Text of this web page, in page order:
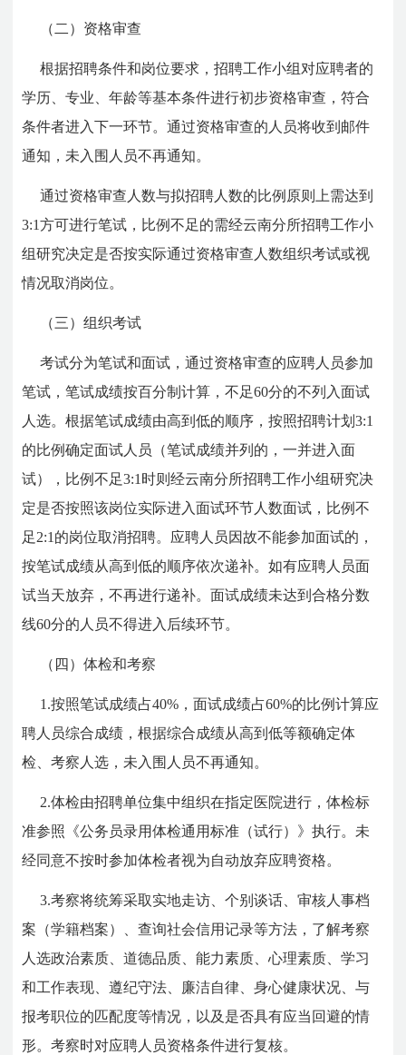
（二）资格审查
根据招聘条件和岗位要求，招聘工作小组对应聘者的
学历、专业、年龄等基本条件进行初步资格审查，符合
条件者进入下一环节。通过资格审查的人员将收到邮件
通知，未入围人员不再通知。
通过资格审查人数与拟招聘人数的比例原则上需达到
3:1方可进行笔试，比例不足的需经云南分所招聘工作小
组研究决定是否按实际通过资格审查人数组织考试或视
情况取消岗位。
（三）组织考试
考试分为笔试和面试，通过资格审查的应聘人员参加
笔试，笔试成绩按百分制计算，不足60分的不列入面试
人选。根据笔试成绩由高到低的顺序，按照招聘计划3:1
的比例确定面试人员（笔试成绩并列的，一并进入面
试），比例不足3:1时则经云南分所招聘工作小组研究决
定是否按照该岗位实际进入面试环节人数面试，比例不
足2:1的岗位取消招聘。应聘人员因故不能参加面试的，
按笔试成绩从高到低的顺序依次递补。如有应聘人员面
试当天放弃，不再进行递补。面试成绩未达到合格分数
线60分的人员不得进入后续环节。
（四）体检和考察
1.按照笔试成绩占40%，面试成绩占60%的比例计算应
聘人员综合成绩，根据综合成绩从高到低等额确定体
检、考察人选，未入围人员不再通知。
2.体检由招聘单位集中组织在指定医院进行，体检标
准参照《公务员录用体检通用标准（试行）》执行。未
经同意不按时参加体检者视为自动放弃应聘资格。
3.考察将统筹采取实地走访、个别谈话、审核人事档
案（学籍档案）、查询社会信用记录等方法，了解考察
人选政治素质、道德品质、能力素质、心理素质、学习
和工作表现、遵纪守法、廉洁自律、身心健康状况、与
报考职位的匹配度等情况，以及是否具有应当回避的情
形。考察时对应聘人员资格条件进行复核。